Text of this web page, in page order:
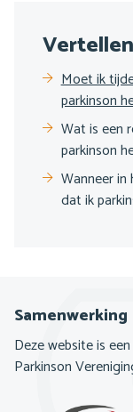
Sub
Moet ik
parkinson
Wat is een
parkinson
Wanneer
dat ik
Samenwerking
Deze website is
Parkinson